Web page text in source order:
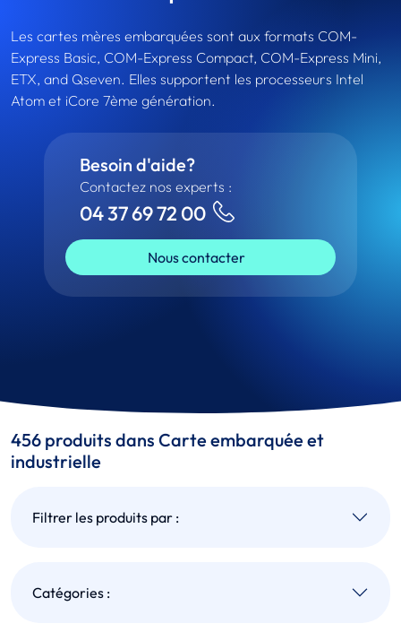
Les cartes mères embarquées sont aux formats COM-
Express Basic, COM-Express Compact, COM-Express Mini,
ETX, and Qseven. Elles supportent les processeurs Intel
Atom et iCore 7ème génération.
Besoin d'aide?
Contactez nos experts :
04 37 69 72 00
Nous contacter
456 produits dans Carte embarquée et
industrielle
Filtrer les produits par :
Catégories :